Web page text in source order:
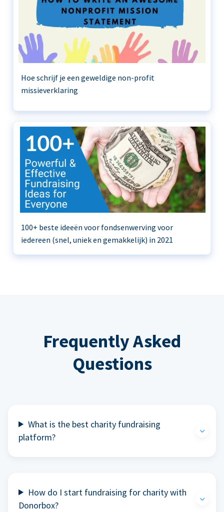
Hoe schrijf je een geweldige non-profit
missieverklaring
100+ beste ideeën voor fondsenwerving voor
iedereen (snel, uniek en gemakkelijk) in 2021
Frequently Asked
Questions
What is the best charity fundraising
platform?
How do I start fundraising for charity with
Donorbox?